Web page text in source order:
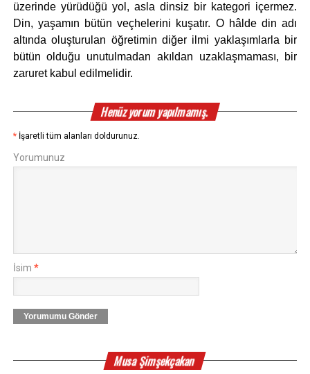
üzerinde yürüdüğü yol, asla dinsiz bir kategori içermez.
Din, yaşamın bütün veçhelerini kuşatır. O hâlde din adı
altında oluşturulan öğretimin diğer ilmi yaklaşımlarla bir
bütün olduğu unutulmadan akıldan uzaklaşmaması, bir
zaruret kabul edilmelidir.
Henüz yorum yapılmamış.
* İşaretli tüm alanları doldurunuz.
Yorumunuz
İsim *
Yorumumu Gönder
Musa Şimşekçakan